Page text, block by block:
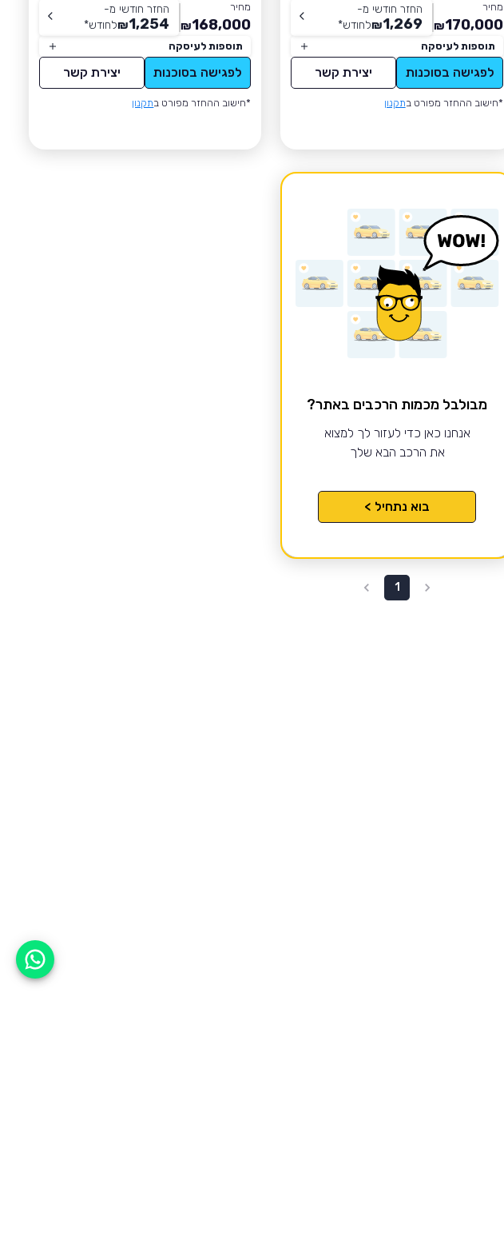
מחיר
170,000
₪
החזר חודשי מ-
1,269
₪לחודש*
תוספות לעיסקה
לפגישה בסוכנות יצירת קשר
*חישוב ההחזר מפורט בתקנון
מחיר
168,000
₪
החזר חודשי מ-
1,254
₪לחודש*
תוספות לעיסקה
לפגישה בסוכנות יצירת קשר
*חישוב ההחזר מפורט בתקנון
מבולבל מכמות הרכבים באתר?
אנחנו כאן כדי לעזור לך למצוא
את הרכב הבא שלך
בוא נתחיל >
1
אפשר לעזור?